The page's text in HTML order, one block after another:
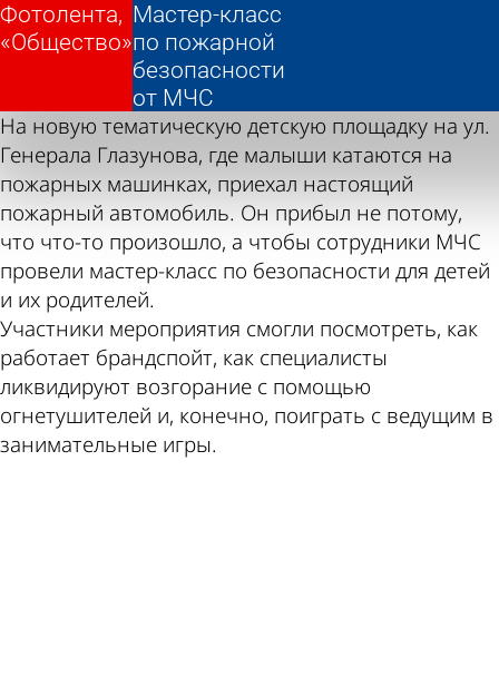
Мастер-класс
по пожарной
безопасности
от МЧС
Фотолента,
«Общество»
На новую тематическую детскую площадку на ул.
Генерала Глазунова, где малыши катаются на
пожарных машинках, приехал настоящий
пожарный автомобиль. Он прибыл не потому,
что что-то произошло, а чтобы сотрудники МЧС
провели мастер-класс по безопасности для детей
и их родителей.
Участники мероприятия смогли посмотреть, как
работает брандспойт, как специалисты
ликвидируют возгорание с помощью
огнетушителей и, конечно, поиграть с ведущим в
занимательные игры.
Мастер-класс
по пожарной
безопасности
от МЧС
Фотолента,
«Общество»